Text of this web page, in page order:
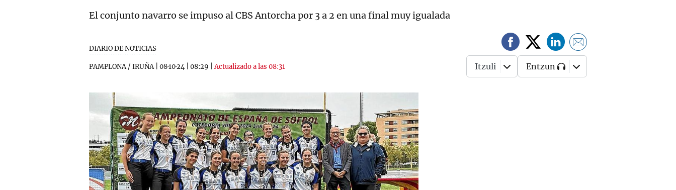
El conjunto navarro se impuso al CBS Antorcha por 3 a 2 en una final muy igualada
DIARIO DE NOTICIAS
PAMPLONA / IRUÑA| 08·10·24 08:29 |Actualizado a las 08:31 Itzuli Entzun